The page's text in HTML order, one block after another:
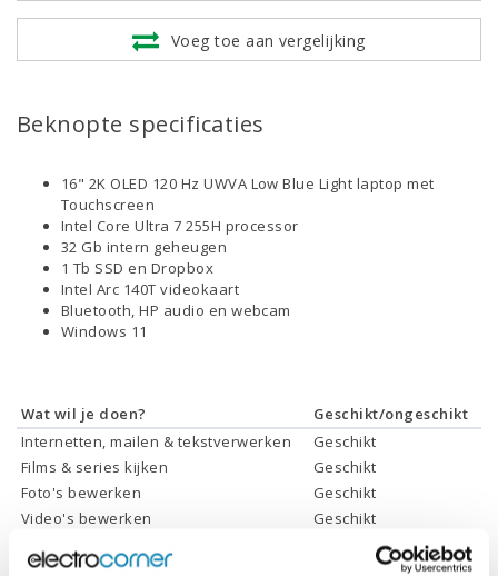
Voeg toe aan vergelijking
Beknopte specificaties
16" 2K OLED 120 Hz UWVA Low Blue Light laptop met
Touchscreen
Intel Core Ultra 7 255H processor
32 Gb intern geheugen
1 Tb SSD en Dropbox
Intel Arc 140T videokaart
Bluetooth, HP audio en webcam
Windows 11
Wat wil je doen?
Geschikt/ongeschikt
Internetten, mailen & tekstverwerken
Geschikt
Films & series kijken
Geschikt
Foto's bewerken
Geschikt
Video's bewerken
Geschikt
Geschikt *